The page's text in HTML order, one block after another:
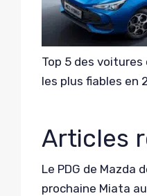
Top 5 des voitures
les plus fiables en
Articles
Le PDG de Mazda
prochaine Miata